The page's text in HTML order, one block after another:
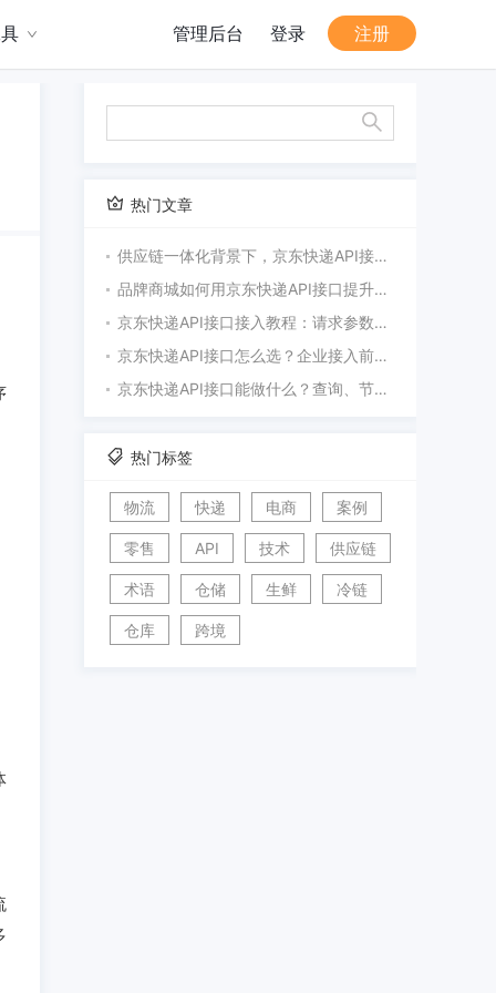
管理后台 登录 注册
热门文章
供应链一体化背景下，京东快递API接口有哪些业务价值？
品牌商城如何用京东快递API接口提升订单履约体验？
京东快递API接口接入教程：请求参数、状态码与回调处理
京东快递API接口怎么选？企业接入前的功能与成本清单
京东快递API接口能做什么？查询、节点订阅与异常预警解析
热门标签
物流 快递 电商 案例
零售 API 技术 供应链
术语 仓储 生鲜 冷链
仓库 跨境